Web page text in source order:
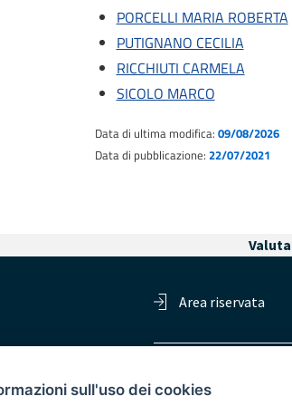
PORCELLI MARIA ROBERTA
PUTIGNANO CECILIA
RICCHIUTI CARMELA
SICOLO MARCO
Data di ultima modifica: 09/08/2026
Data di pubblicazione: 22/07/2021
Area riservata
Responsabile della
sull'uso dei cookies